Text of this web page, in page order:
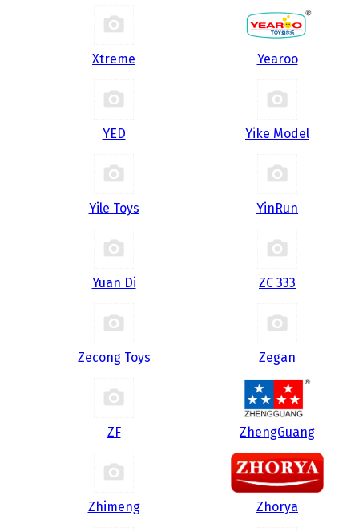
Xtreme Yearoo
YED Yike Model
Yile Toys YinRun
Yuan Di ZC 333
Zecong Toys Zegan
ZF ZhengGuang
Zhimeng Zhorya